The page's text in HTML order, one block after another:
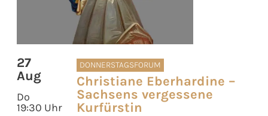
27
Aug
Do
19:30 Uhr
DONNERSTAGSFORUM
Christiane Eberhardine –
Sachsens vergessene
Kurfürstin